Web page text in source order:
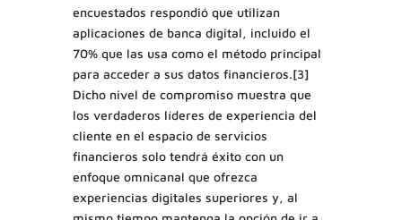
encuestados respondió que utilizan
aplicaciones de banca digital, incluido el
70% que las usa como el método principal
para acceder a sus datos financieros.[3]
Dicho nivel de compromiso muestra que
los verdaderos líderes de experiencia del
cliente en el espacio de servicios
financieros solo tendrá éxito con un
enfoque omnicanal que ofrezca
experiencias digitales superiores y, al